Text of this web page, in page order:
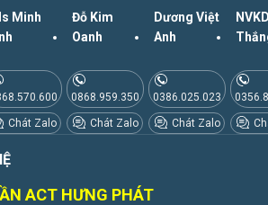
Minh
Chát Zalo
Đỗ Kim
Oanh
0868.959.350
Chát Zalo
Dương Việt
Anh
0386.025.023
Chát Zalo
ACT HƯNG PHÁT